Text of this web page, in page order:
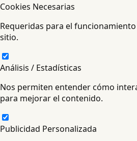
Cookies Necesarias
Requeridas para el
sitio.
Análisis / Estadísticas
Nos permiten entender cómo
para mejorar el contenido.
Publicidad Personalizada